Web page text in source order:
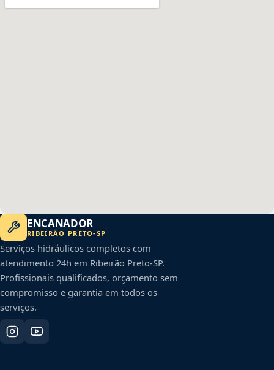
ENCANADOR
RIBEIRÃO PRETO-SP
Serviços hidráulicos completos com
atendimento 24h em Ribeirão Preto-SP.
Profissionais qualificados, orçamento sem
compromisso e garantia em todos os
serviços.